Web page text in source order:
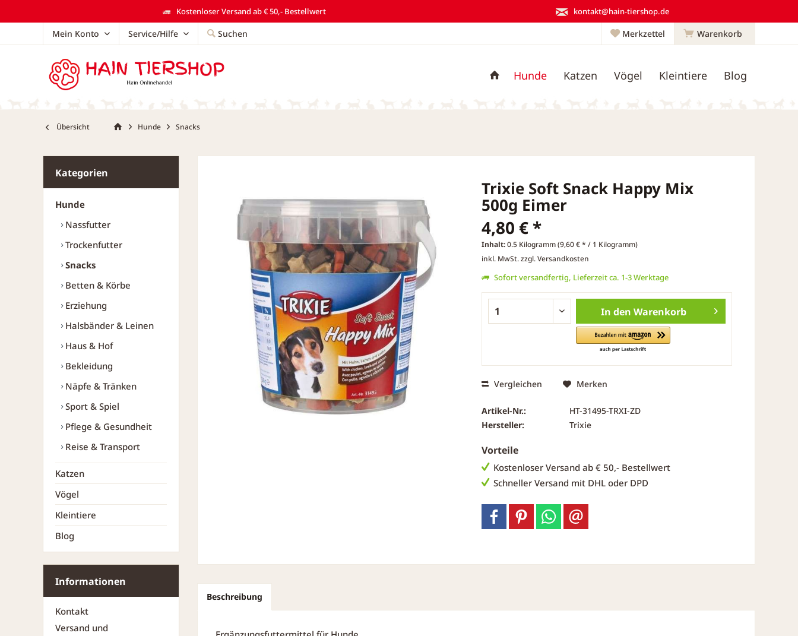
Kostenloser Versand ab € 50,- Bestellwert kontakt@hain-tiershop.de
Warenkorb
Merkzettel
Mein Konto Service/Hilfe Suchen
Hunde Katzen Vögel Kleintiere Blog
Übersicht Hunde Snacks
Kategorien
Hunde
Nassfutter
Trockenfutter
Snacks
Betten & Körbe
Erziehung
Halsbänder & Leinen
Haus & Hof
Bekleidung
Näpfe & Tränken
Sport & Spiel
Pflege & Gesundheit
Reise & Transport
Katzen
Vögel
Kleintiere
Blog
Informationen
Kontakt
Versand und
Trixie Soft Snack Happy Mix
500g Eimer
4,80 € *
Inhalt:0.5 Kilogramm (9,60 € * / 1 Kilogramm)
inkl. MwSt.zzgl. Versandkosten
Sofort versandfertig, Lieferzeit ca. 1-3 Werktage
In den Warenkorb
Vergleichen Merken
Artikel-Nr.:
HT-31495-TRXI-ZD
Hersteller:
Trixie
Vorteile
Kostenloser Versand ab € 50,- Bestellwert
Schneller Versand mit DHL oder DPD
Beschreibung